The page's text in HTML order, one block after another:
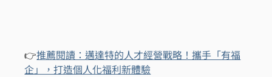
👉推薦閱讀：邁達特的人才經營戰略！攜手「有福
企」，打造個人化福利新體驗